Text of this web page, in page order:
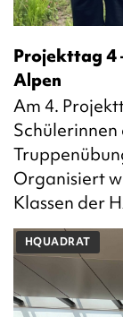
Projekttag 4
Alpen
Am 4.
Schülerinnen
Organisiert
Klassen der
HQUADRAT